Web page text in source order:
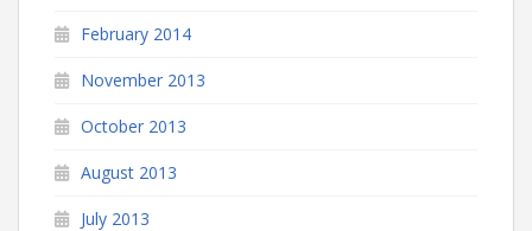
February 2014
November 2013
October 2013
August 2013
July 2013